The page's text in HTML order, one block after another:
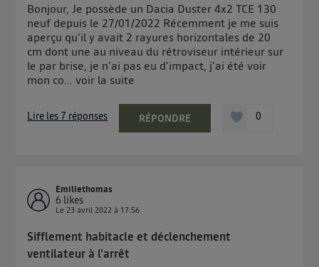
Bonjour, Je possède un Dacia Duster 4x2 TCE 130
neuf depuis le 27/01/2022 Récemment je me suis
aperçu qu'il y avait 2 rayures horizontales de 20
cm dont une au niveau du rétroviseur intérieur sur
le par brise, je n'ai pas eu d'impact, j'ai été voir
mon co...voir la suite
Lire les 7 réponses RÉPONDRE 0
Emiliethomas
6 likes
Le23 avril 2022 à 17:56
Sifflement habitacle et déclenchement
ventilateur à l'arrêt